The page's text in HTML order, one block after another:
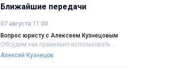
Ближайшие передачи
07 августа 11:00
Вопрос юристу с Алексеем Кузнецовым
Обсудим как правильно использовать....
Алексей Кузнецов